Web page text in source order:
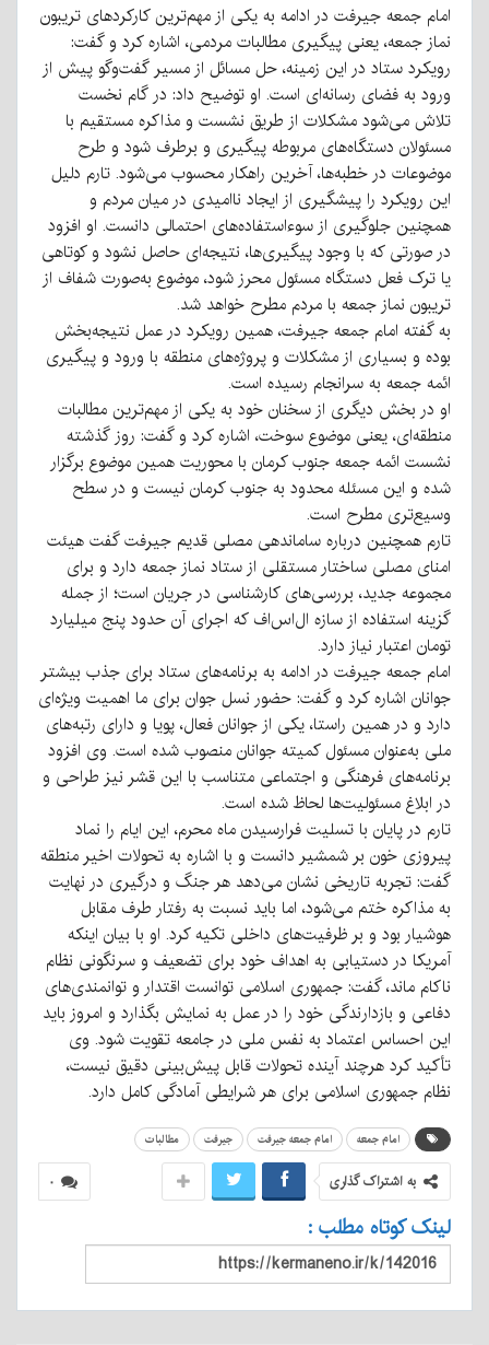
امام جمعه جیرفت در ادامه به یکی از مهم‌ترین کارکردهای تریبون
نماز جمعه، یعنی پیگیری مطالبات مردمی، اشاره کرد و گفت:
رویکرد ستاد در این زمینه، حل مسائل از مسیر گفت‌وگو پیش از
ورود به فضای رسانه‌ای است. او توضیح داد: در گام نخست
تلاش می‌شود مشکلات از طریق نشست و مذاکره مستقیم با
مسئولان دستگاه‌های مربوطه پیگیری و برطرف شود و طرح
موضوعات در خطبه‌ها، آخرین راهکار محسوب می‌شود. تارم دلیل
این رویکرد را پیشگیری از ایجاد ناامیدی در میان مردم و
همچنین جلوگیری از سوءاستفاده‌های احتمالی دانست. او افزود
در صورتی که با وجود پیگیری‌ها، نتیجه‌ای حاصل نشود و کوتاهی
یا ترک فعل دستگاه مسئول محرز شود، موضوع به‌صورت شفاف از
تریبون نماز جمعه با مردم مطرح خواهد شد.
به گفته امام جمعه جیرفت، همین رویکرد در عمل نتیجه‌بخش
بوده و بسیاری از مشکلات و پروژه‌های منطقه با ورود و پیگیری
ائمه جمعه به سرانجام رسیده است.
او در بخش دیگری از سخنان خود به یکی از مهم‌ترین مطالبات
منطقه‌ای، یعنی موضوع سوخت، اشاره کرد و گفت: روز گذشته
نشست ائمه جمعه جنوب کرمان با محوریت همین موضوع برگزار
شده و این مسئله محدود به جنوب کرمان نیست و در سطح
وسیع‌تری مطرح است.
تارم همچنین درباره ساماندهی مصلی قدیم جیرفت گفت هیئت
امنای مصلی ساختار مستقلی از ستاد نماز جمعه دارد و برای
مجموعه جدید، بررسی‌های کارشناسی در جریان است؛ از جمله
گزینه استفاده از سازه ال‌اس‌اف که اجرای آن حدود پنج میلیارد
تومان اعتبار نیاز دارد.
امام جمعه جیرفت در ادامه به برنامه‌های ستاد برای جذب بیشتر
جوانان اشاره کرد و گفت: حضور نسل جوان برای ما اهمیت ویژه‌ای
دارد و در همین راستا، یکی از جوانان فعال، پویا و دارای رتبه‌های
ملی به‌عنوان مسئول کمیته جوانان منصوب شده است. وی افزود
برنامه‌های فرهنگی و اجتماعی متناسب با این قشر نیز طراحی و
در ابلاغ مسئولیت‌ها لحاظ شده است.
تارم در پایان با تسلیت فرارسیدن ماه محرم، این ایام را نماد
پیروزی خون بر شمشیر دانست و با اشاره به تحولات اخیر منطقه
گفت: تجربه تاریخی نشان می‌دهد هر جنگ و درگیری در نهایت
به مذاکره ختم می‌شود، اما باید نسبت به رفتار طرف مقابل
هوشیار بود و بر ظرفیت‌های داخلی تکیه کرد. او با بیان اینکه
آمریکا در دستیابی به اهداف خود برای تضعیف و سرنگونی نظام
ناکام ماند، گفت: جمهوری اسلامی توانست اقتدار و توانمندی‌های
دفاعی و بازدارندگی خود را در عمل به نمایش بگذارد و امروز باید
این احساس اعتماد به نفس ملی در جامعه تقویت شود. وی
تأکید کرد هرچند آینده تحولات قابل پیش‌بینی دقیق نیست،
نظام جمهوری اسلامی برای هر شرایطی آمادگی کامل دارد.
امام جمعه امام جمعه جیرفت جیرفت مطالبات
۰ به اشتراک گذاری
لینک کوتاه مطلب :